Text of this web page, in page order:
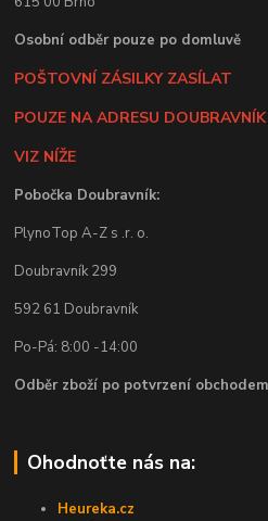
Osobní odběr pouze po domluvě
POŠTOVNÍ ZÁSILKY ZASÍLAT
POUZE NA ADRESU
VIZ NÍŽE
Pobočka Doubravník:
PlynoTop A-Z s .r. o.
Doubravník 299
592 61 Doubravník
Po-Pá: 8:00 -14:00
Odběr zboží po potvrzení
Ohodnoťte nás na:
Heureka.cz